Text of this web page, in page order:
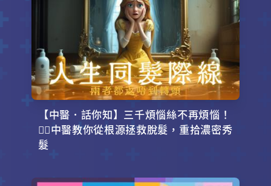
【中醫．話你知】三千煩惱絲不再煩惱！
💇‍♂️中醫教你從根源拯救脫髮，重拾濃密秀
髮